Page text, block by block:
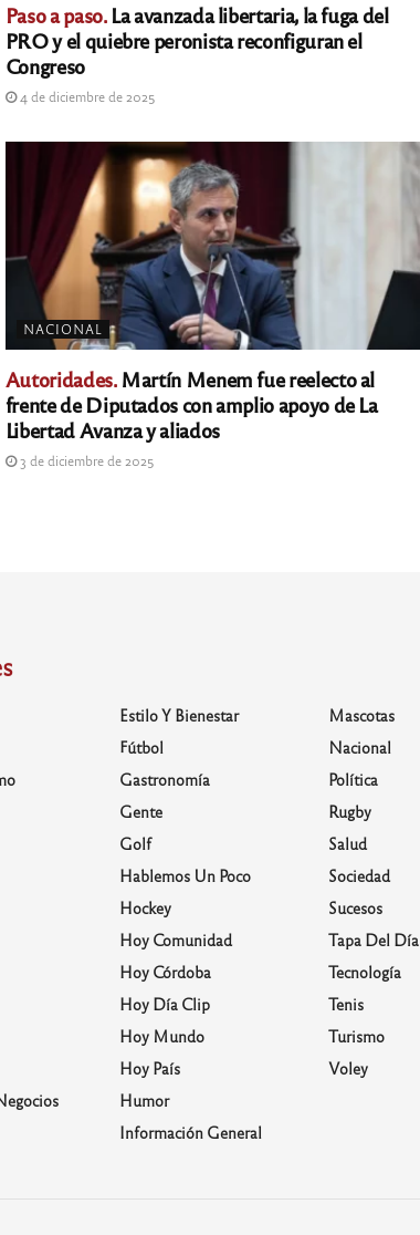
Paso a paso.La avanzada libertaria, la fuga del
PRO y el quiebre peronista reconfiguran el
Congreso
4 de diciembre de 2025
NACIONAL
Autoridades.Martín Menem fue reelecto al
frente de Diputados con amplio apoyo de La
Libertad Avanza y aliados
3 de diciembre de 2025
Estilo Y Bienestar
Fútbol
Gastronomía
Gente
Golf
Hablemos Un Poco
Hockey
Hoy Comunidad
Hoy Córdoba
Hoy Día Clip
Hoy Mundo
Hoy País
Humor
Información General
Mascotas
Nacional
Política
Rugby
Salud
Sociedad
Sucesos
Tapa Del Día
Tecnología
Tenis
Turismo
Voley